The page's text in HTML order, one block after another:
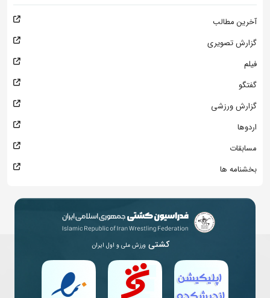
آخرین مطالب
گزارش تصویری
فیلم
گفتگو
گزارش ورزشی
اردوها
مسابقات
بخشنامه ها
کشتی ورزش ملی و اول ایران